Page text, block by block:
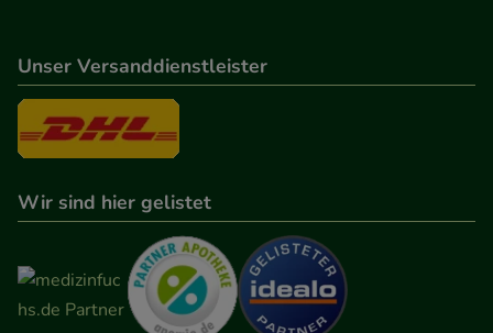
Statistik & Tracking:
Informationen über die Art und Weise der Nutzung
unsere Website weiter für Sie optimieren können,
den Inhalt auf unserer Website aber auch die
Werbung auf Drittseiten möglichst relevant für Sie
zu gestalten. Bitte beachten Sie, dass Daten hierfür
teilweise an Dritte wie z.B. Google oder soziale
Unser Versanddienstleister
Wir sind hier gelistet